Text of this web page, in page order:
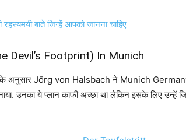
बाते जिन्हें आपको जानना चाहिए
Devil’s Footprint) In Munich
अनुसार Jörg von Halsbach ने Munich
उनका ये प्लान काफी अच्छा था लेकिन इसके लिए उन्हें